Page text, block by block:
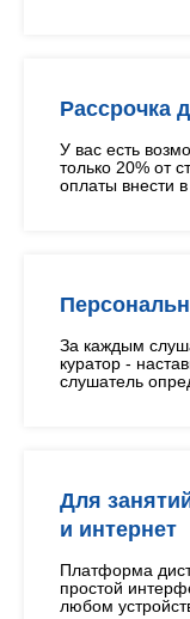
Рассрочка
У вас есть
только 20% от
оплаты внести
За каждым
куратор -
слушатель
Для
и интернет
Платформа
простой
любом